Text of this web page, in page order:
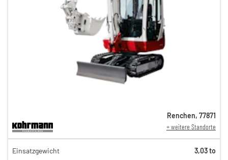
151,00 €
126,00 €
Renchen, 77871
+ weitere Standorte
Einsatzgewicht
3,03 to